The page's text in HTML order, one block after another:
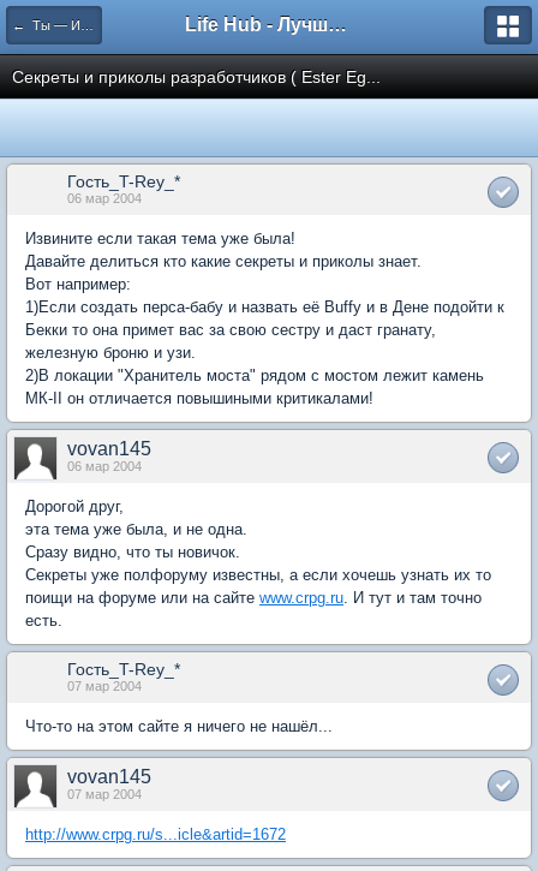
← Ты — Избранный Life Hub - Лучшие компьютерные игры мира
Секреты и приколы разработчиков ( Ester Eg...
Гость_T-Rey_*
06 мар 2004
Извините если такая тема уже была!
Давайте делиться кто какие секреты и приколы знает.
Вот например:
1)Если создать перса-бабу и назвать её Buffy и в Дене подойти к
Бекки то она примет вас за свою сестру и даст гранату,
железную броню и узи.
2)В локации "Хранитель моста" рядом с мостом лежит камень
МК-II он отличается повышиными критикалами!
vovan145
06 мар 2004
Дорогой друг,
эта тема уже была, и не одна.
Сразу видно, что ты новичок.
Секреты уже полфоруму известны, а если хочешь узнать их то
поищи на форуме или на сайте www.crpg.ru. И тут и там точно
есть.
Гость_T-Rey_*
07 мар 2004
Что-то на этом сайте я ничего не нашёл...
vovan145
07 мар 2004
http://www.crpg.ru/s...icle&artid=1672